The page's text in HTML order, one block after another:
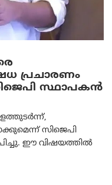
പ്രചാരണം
സ്ഥാപകന്‍
സിജെപി
ഈ വിഷയത്തിൽ